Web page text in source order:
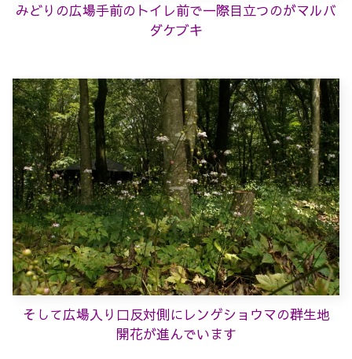
みどりの広場手前のトイレ前で一際目立つのがマルバ
ダケブキ
そして広場入り口反対側にレンゲショウマの群生地
開花が進んでいます